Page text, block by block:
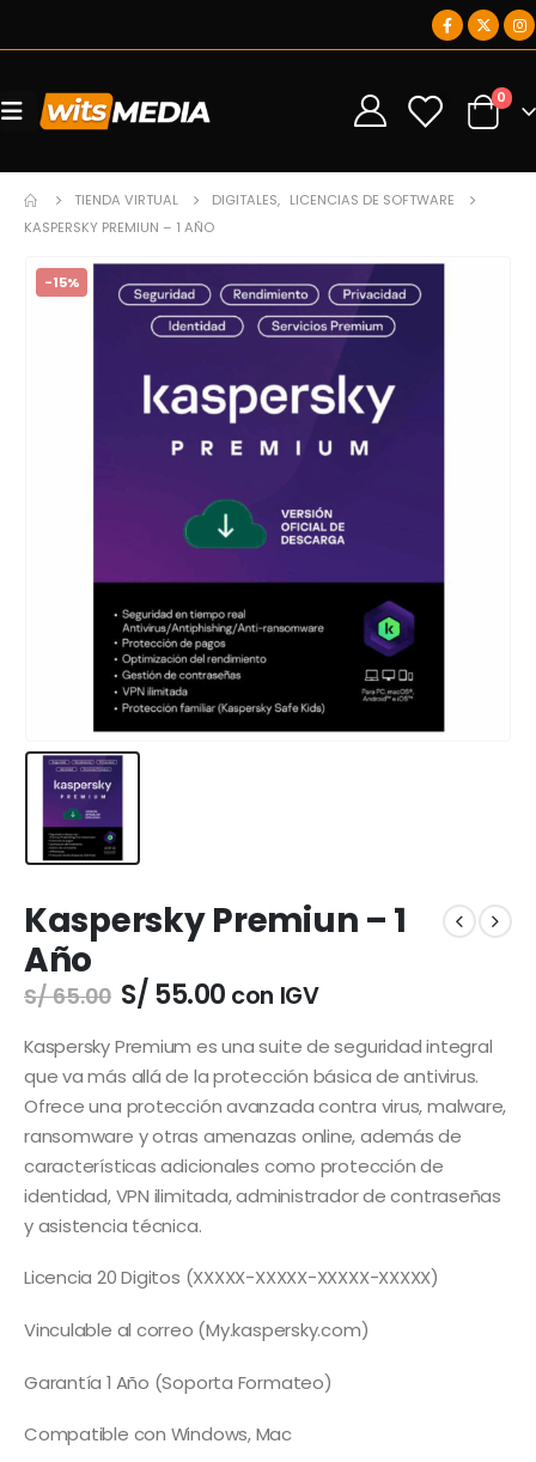
0 0
TIENDA VIRTUAL DIGITALES, LICENCIAS DE SOFTWARE
KASPERSKY PREMIUN – 1 AÑO
-15%
Kaspersky Premiun – 1
Año
S/65.00 El
precio
original
era:
S/ 65.00.
S/ 55.00El
actual
es:
S/ 55.00.
con IGV
Kaspersky Premium es una suite de seguridad integral
que va más allá de la protección básica de antivirus.
Ofrece una protección avanzada contra virus, malware,
ransomware y otras amenazas online, además de
características adicionales como protección de
identidad, VPN ilimitada, administrador de contraseñas
y asistencia técnica.
Licencia 20 Digitos (XXXXX-XXXXX-XXXXX-XXXXX)
Vinculable al correo (My.kaspersky.com)
Garantía 1 Año (Soporta Formateo)
Compatible con Windows, Mac